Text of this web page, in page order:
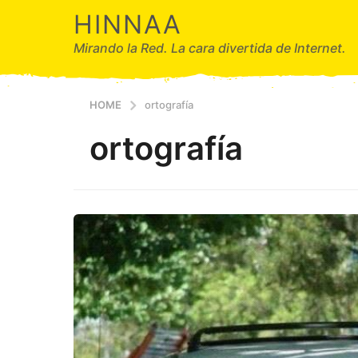
HINNAA
Mirando la Red. La cara divertida de Internet.
HOME ortografía
ortografía